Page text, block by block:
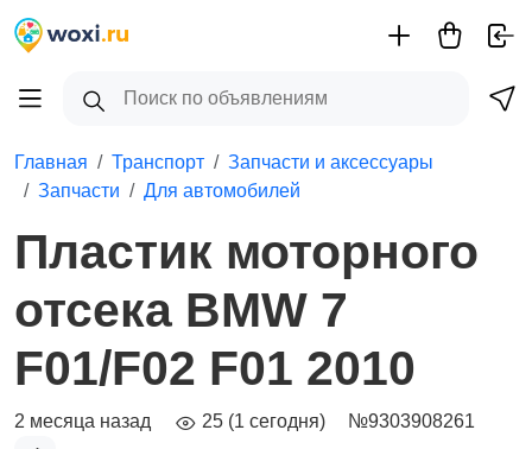
Главная Транспорт
Запчасти и аксессуары
Запчасти
Для автомобилей
Пластик моторного
отсека BMW 7
F01/F02 F01 2010
2 месяца назад 25 (1 сегодня) №9303908261